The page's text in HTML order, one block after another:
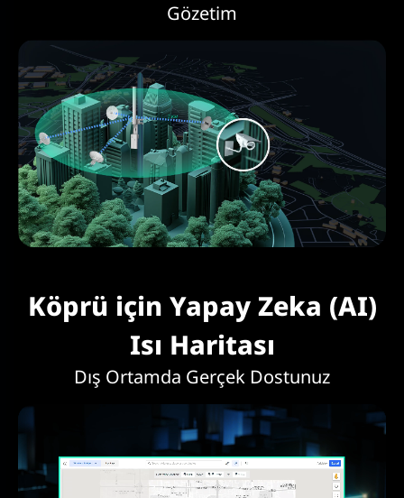
Gözetim
Köprü için Yapay Zeka (AI)
Isı Haritası
Dış Ortamda Gerçek Dostunuz